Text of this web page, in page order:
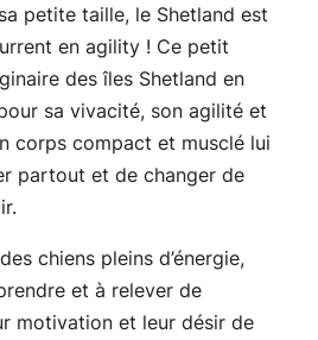
petite taille, le Shetland est
en agility ! Ce petit
des îles Shetland en
sa vivacité, son agilité et
corps compact et musclé lui
partout et de changer de
chiens pleins d’énergie,
et à relever de
motivation et leur désir de